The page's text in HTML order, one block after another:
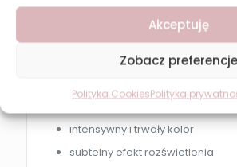
Akceptuję
Zobacz preferencje
Polityka CookiesPolityka
makijażu
bezpieczny dla wrażliwych oczu
Efekt po zastosowaniu
Cień do powiek Revers zapewnia:
intensywny i trwały kolor
subtelny efekt rozświetlenia